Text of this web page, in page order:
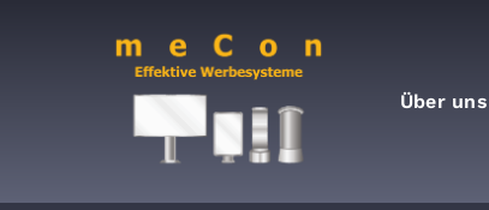
Über uns